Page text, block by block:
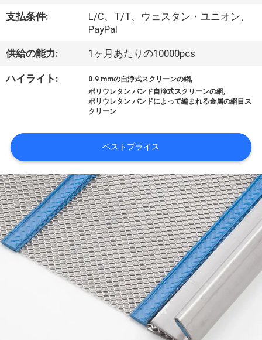
て
工
場
品
質
管
理
支払条件:
L/C、T/T、ウェスタン・ユニオン、
PayPal
供給の能力: 1ヶ月あたりの10000pcs
ハイライト: 0.9 mmの自浄式スクリーンの網,
ポリウレタン バンド自浄式スクリーンの網,
ポリウレタン バンドによって編まれる金属の網目ス
クリーン
ベストプライス